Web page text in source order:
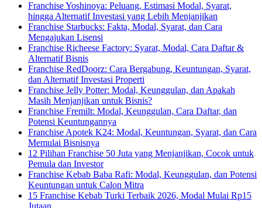
Franchise Yoshinoya: Peluang, Estimasi Modal, Syarat,
hingga Alternatif Investasi yang Lebih Menjanjikan
Franchise Starbucks: Fakta, Modal, Syarat, dan Cara
Mengajukan Lisensi
Franchise Richeese Factory: Syarat, Modal, Cara Daftar &
Alternatif Bisnis
Franchise RedDoorz: Cara Bergabung, Keuntungan, Syarat,
dan Alternatif Investasi Properti
Franchise Jelly Potter: Modal, Keunggulan, dan Apakah
Masih Menjanjikan untuk Bisnis?
Franchise Fremilt: Modal, Keunggulan, Cara Daftar, dan
Potensi Keuntungannya
Franchise Apotek K24: Modal, Keuntungan, Syarat, dan Cara
Memulai Bisnisnya
12 Pilihan Franchise 50 Juta yang Menjanjikan, Cocok untuk
Pemula dan Investor
Franchise Kebab Baba Rafi: Modal, Keunggulan, dan Potensi
Keuntungan untuk Calon Mitra
15 Franchise Kebab Turki Terbaik 2026, Modal Mulai Rp15